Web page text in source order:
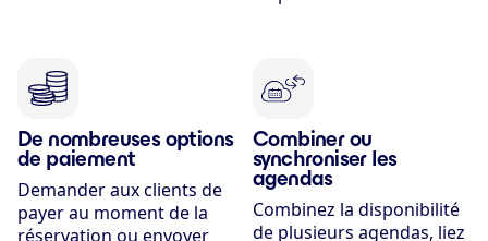
De nombreuses options
de paiement
Demander aux clients de
payer au moment de la
réservation ou envoyer
Combiner ou
synchroniser les
agendas
Combinez la disponibilité
de plusieurs agendas, liez